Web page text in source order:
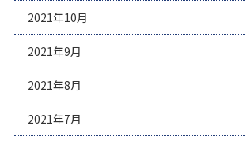
2021年10月
2021年9月
2021年8月
2021年7月